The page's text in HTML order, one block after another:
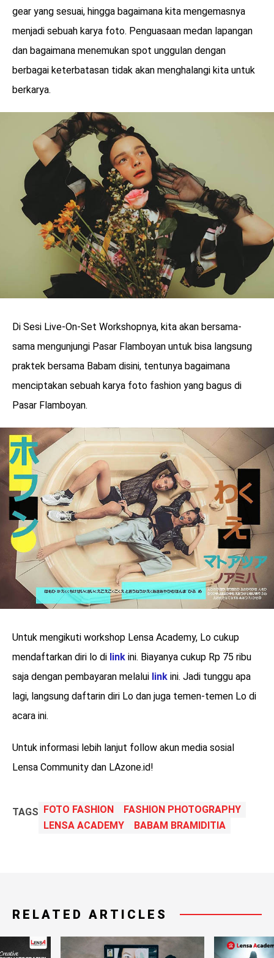
gear yang sesuai, hingga bagaimana kita mengemasnya
menjadi sebuah karya foto. Penguasaan medan lapangan
dan bagaimana menemukan spot unggulan dengan
berbagai keterbatasan tidak akan menghalangi kita untuk
berkarya.
Di Sesi Live-On-Set Workshopnya, kita akan bersama-
sama mengunjungi Pasar Flamboyan untuk bisa langsung
praktek bersama Babam disini, tentunya bagaimana
menciptakan sebuah karya foto fashion yang bagus di
Pasar Flamboyan.
Untuk mengikuti workshop Lensa Academy, Lo cukup
mendaftarkan diri lo di link ini. Biayanya cukup Rp 75 ribu
saja dengan pembayaran melalui link ini. Jadi tunggu apa
lagi, langsung daftarin diri Lo dan juga temen-temen Lo di
acara ini.
Untuk informasi lebih lanjut follow akun media sosial
Lensa Community dan LAzone.id!
TAGS FOTO FASHION
FASHION PHOTOGRAPHY
LENSA ACADEMY
BABAM BRAMIDITIA
RELATED ARTICLES